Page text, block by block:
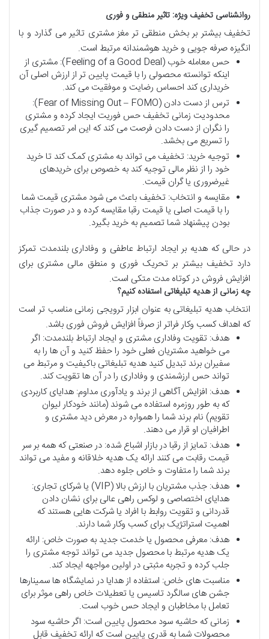
روانشناسی تخفیف ویژه: تاثیرمنطقی وفوری
تخفیف بیشتر بر بخش منطقی تر مغز مشتری تاثیر می گذارد و با
انگیزه صرفه جویی و خرید هوشمندانه مرتبط است.
حس معامله خوب (Feeling of a Good Deal): مشتری از
اینکه توانسته محصولی را با قیمت پایین تر از ارزش اصلی آن
خریداری کند احساس رضایت و موفقیت می کند.
ترس از دست دادن (Fear of Missing Out – FOMO):
محدودیت زمانی تخفیف حس فوریت ایجاد کرده و مشتری
را نگران از دست دادن فرصت می کند که این امر تصمیم گیری
را تسریع می بخشد.
توجیه خرید: تخفیف می تواند به مشتری کمک کند تا خرید
خود را از نظر مالی توجیه کند به خصوص برای خریدهای
غیرضروری یا گران قیمت.
مقایسه و انتخاب: تخفیف باعث می شود مشتری قیمت شما
را با قیمت اصلی یا قیمت رقبا مقایسه کرده و در صورت جذاب
بودن پیشنهاد شما تصمیم به خرید بگیرد.
در حالی که هدیه بر ایجاد ارتباط عاطفی و وفاداری بلندمدت تمرکز
دارد تخفیف بیشتر بر تحریک فوری و منطق مالی مشتری برای
افزایش فروش در کوتاه مدت متکی است.
چه زمانی ازهدیه تبلیغاتی استفاده کنیم؟
انتخاب هدیه تبلیغاتی به عنوان ابزار ترویجی زمانی مناسب تر است
که اهداف کسب وکار فراتر از صرفاً افزایش فروش فوری باشد.
هدف: تقویت وفاداری مشتری و ایجاد ارتباط بلندمدت: اگر
می خواهید مشتریان فعلی خود را حفظ کنید و آن ها را به
سفیران برند تبدیل کنید هدیه تبلیغاتی باکیفیت و مرتبط می
تواند حس ارزشمندی و وفاداری را در آن ها تقویت کند.
هدف: افزایش آگاهی از برند و یادآوری مداوم: هدایای کاربردی
که به طور روزمره استفاده می شوند (مانند خودکار لیوان
تقویم) نام برند شما را همواره در معرض دید مشتری و
اطرافیان او قرار می دهند.
هدف: تمایز از رقبا در بازار اشباع شده: در صنعتی که همه بر سر
قیمت رقابت می کنند ارائه یک هدیه خلاقانه و مفید می تواند
برند شما را متفاوت و خاص جلوه دهد.
هدف: جذب مشتریان با ارزش بالا (VIP) یا شرکای تجاری:
هدایای اختصاصی و لوکس راهی عالی برای نشان دادن
قدردانی و تقویت روابط با افراد یا شرکت هایی هستند که
اهمیت استراتژیک برای کسب وکار شما دارند.
هدف: معرفی محصول یا خدمت جدید به صورت خاص: ارائه
یک هدیه مرتبط با محصول جدید می تواند توجه مشتری را
جلب کرده و تجربه مثبتی در اولین مواجهه ایجاد کند.
مناسبت های خاص: استفاده از هدایا در نمایشگاه ها سمینارها
جشن های سالگرد تاسیس یا تعطیلات خاص راهی موثر برای
تعامل با مخاطبان و ایجاد حس خوب است.
زمانی که حاشیه سود محصول پایین است: اگر حاشیه سود
محصولات شما به قدری پایین است که ارائه تخفیف قابل